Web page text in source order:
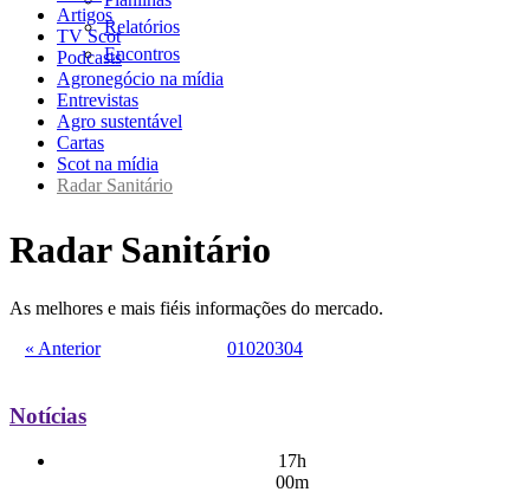
Relatórios
Encontros
Artigos
TV Scot
Podcasts
Agronegócio na mídia
Entrevistas
Agro sustentável
Cartas
Scot na mídia
Radar Sanitário
Radar Sanitário
As melhores e mais fiéis informações do mercado.
« Anterior
01020304
Notícias
17h
00m